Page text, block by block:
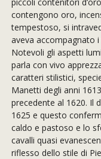
contengono oro,
tempestoso, si
aveva accompagnato
Notevoli gli aspetti
parla con vivo
caratteri stilistici,
Manetti degli anni
precedente al 1620. Il
1625 e questo
caldo e pastoso e lo
cavalli quasi
riflesso dello stile di